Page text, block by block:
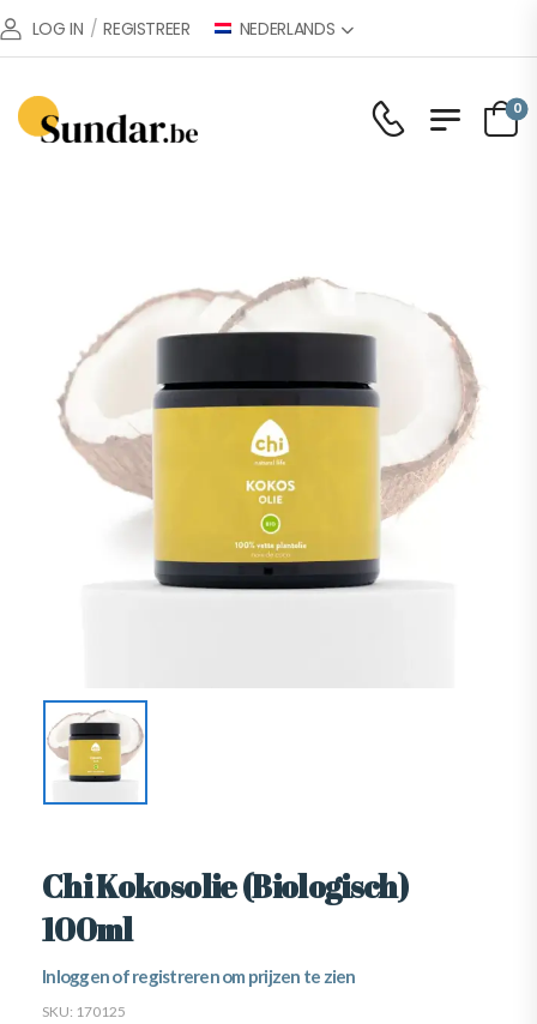
LOG IN / REGISTREER NEDERLANDS
0
Chi Kokosolie (Biologisch)
100ml
Inloggen of registreren om prijzen te zien
SKU: 170125